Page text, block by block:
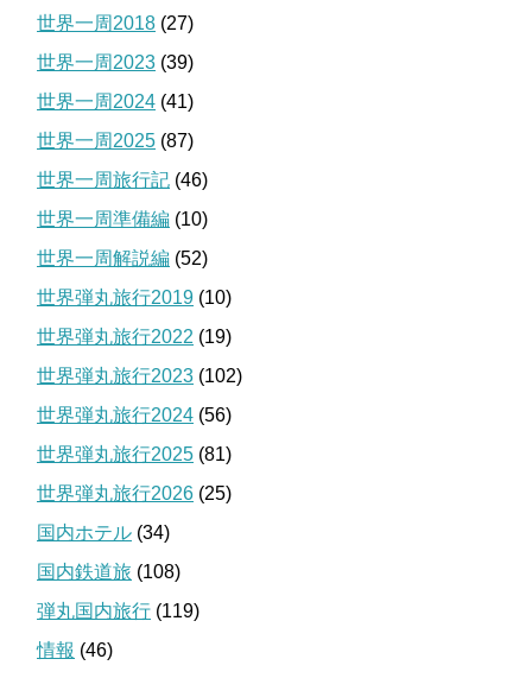
世界一周2018 (27)
世界一周2023 (39)
世界一周2024 (41)
世界一周2025 (87)
世界一周旅行記 (46)
世界一周準備編 (10)
世界一周解説編 (52)
世界弾丸旅行2019 (10)
世界弾丸旅行2022 (19)
世界弾丸旅行2023 (102)
世界弾丸旅行2024 (56)
世界弾丸旅行2025 (81)
世界弾丸旅行2026 (25)
国内ホテル (34)
国内鉄道旅 (108)
弾丸国内旅行 (119)
情報 (46)